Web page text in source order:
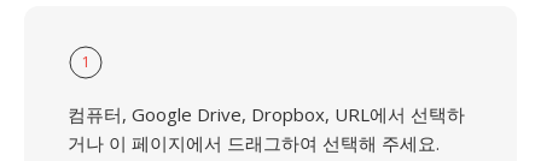
1
컴퓨터, Google Drive, Dropbox, URL에서 선택하
거나 이 페이지에서 드래그하여 선택해 주세요.